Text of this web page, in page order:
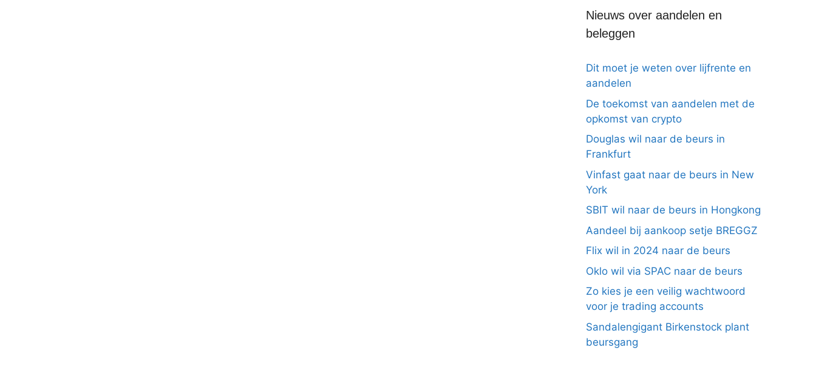
Nieuws over aandelen en
beleggen
Dit moet je weten over lijfrente en
aandelen
De toekomst van aandelen met de
opkomst van crypto
Douglas wil naar de beurs in
Frankfurt
Vinfast gaat naar de beurs in New
York
SBIT wil naar de beurs in Hongkong
Aandeel bij aankoop setje BREGGZ
Flix wil in 2024 naar de beurs
Oklo wil via SPAC naar de beurs
Zo kies je een veilig wachtwoord
voor je trading accounts
Sandalengigant Birkenstock plant
beursgang